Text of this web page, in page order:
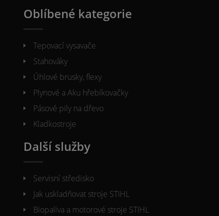
Oblíbené kategorie
Tepovací vysavače
Stahováky
Úhlové brusky, flexy
Plynové a Aku hřebíkovačky
Pásové pily na dřevo
Kladkostroje
Další služby
Servisní středisko
Jak uskladňovat stroje STIHL
Biopaliva a motorové stroje STIHL